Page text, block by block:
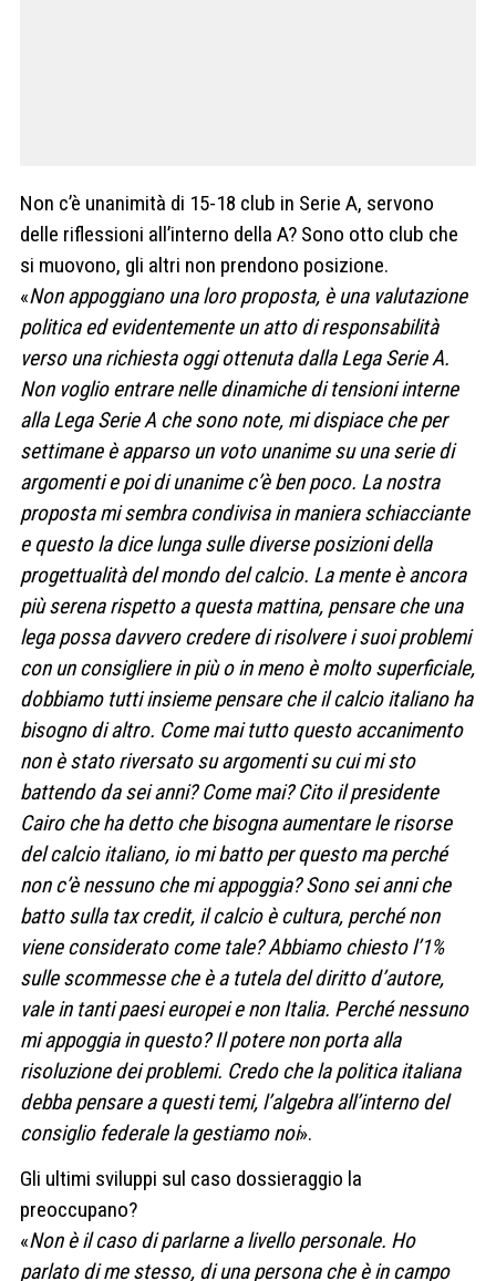
Non c’è unanimità di 15-18 club in Serie A, servono
delle riflessioni all’interno della A? Sono otto club che
si muovono, gli altri non prendono posizione.
«Non appoggiano una loro proposta, è una valutazione
politica ed evidentemente un atto di responsabilità
verso una richiesta oggi ottenuta dalla Lega Serie A.
Non voglio entrare nelle dinamiche di tensioni interne
alla Lega Serie A che sono note, mi dispiace che per
settimane è apparso un voto unanime su una serie di
argomenti e poi di unanime c’è ben poco. La nostra
proposta mi sembra condivisa in maniera schiacciante
e questo la dice lunga sulle diverse posizioni della
progettualità del mondo del calcio. La mente è ancora
più serena rispetto a questa mattina, pensare che una
lega possa davvero credere di risolvere i suoi problemi
con un consigliere in più o in meno è molto superficiale,
dobbiamo tutti insieme pensare che il calcio italiano ha
bisogno di altro. Come mai tutto questo accanimento
non è stato riversato su argomenti su cui mi sto
battendo da sei anni? Come mai? Cito il presidente
Cairo che ha detto che bisogna aumentare le risorse
del calcio italiano, io mi batto per questo ma perché
non c’è nessuno che mi appoggia? Sono sei anni che
batto sulla tax credit, il calcio è cultura, perché non
viene considerato come tale? Abbiamo chiesto l’1%
sulle scommesse che è a tutela del diritto d’autore,
vale in tanti paesi europei e non Italia. Perché nessuno
mi appoggia in questo? Il potere non porta alla
risoluzione dei problemi. Credo che la politica italiana
debba pensare a questi temi, l’algebra all’interno del
consiglio federale la gestiamo noi».
Gli ultimi sviluppi sul caso dossieraggio la
preoccupano?
«Non è il caso di parlarne a livello personale. Ho
parlato di me stesso, di una persona che è in campo